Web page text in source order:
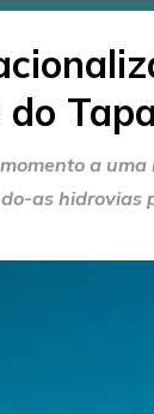
a
as hidrovias